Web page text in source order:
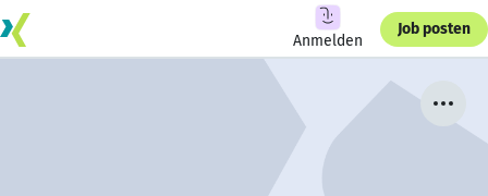
Anmelden
Job posten